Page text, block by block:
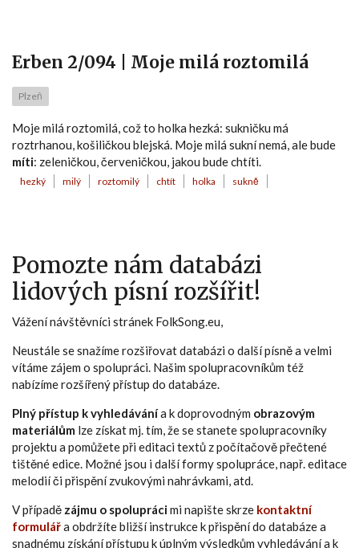
Erben 2/094 | Moje milá roztomilá
Plzeň
Moje milá roztomilá, což to holka hezká: sukničku má
roztrhanou, košiličkou blejská. Moje milá sukní nemá, ale bude
míti: zeleničkou, červeničkou, jakou bude chtíti.
hezký milý roztomilý chtít holka sukně
Pomozte nám databázi
lidových písní rozšířit!
Vážení návštěvníci stránek FolkSong.eu,
Neustále se snažíme rozšiřovat databázi o další písně a velmi
vítáme zájem o spolupráci. Našim spolupracovníkům též
nabízíme rozšířený přístup do databáze.
Plný přístup k vyhledávánía k doprovodným obrazovým
materiálům lze získat mj. tím, že se stanete spolupracovníky
projektu a pomůžete při editaci textů z počítačově přečtené
tištěné edice. Možné jsou i další formy spolupráce, např. editace
melodií či přispění zvukovými nahrávkami, atd.
V případě zájmu o spoluprácimi napište skrze kontaktní
formulářa obdržíte bližší instrukce k přispění do databáze a
snadnému získání přístupu k úplným výsledkům vyhledávání a k